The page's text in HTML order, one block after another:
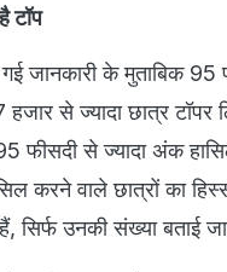
टॉप
जानकारी के मुताबिक 95
हजार से ज्यादा छात्र
फीसदी से ज्यादा अंक
करने वाले छात्रों का
सिर्फ उनकी संख्या बताई